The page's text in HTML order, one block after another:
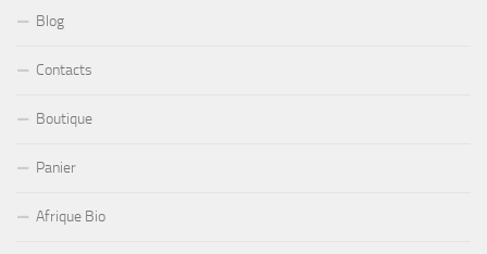
Blog
Contacts
Boutique
Panier
Afrique Bio